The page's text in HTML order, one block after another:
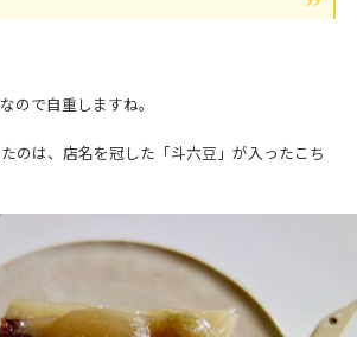
ので自重しますね。
のは、店名を冠した「斗六豆」が入ったこち